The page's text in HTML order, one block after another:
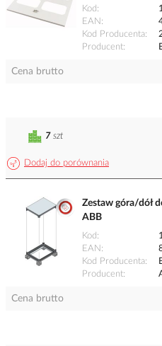
Kod
EAN
Kod Producenta
Producent
Cena brutto
Dodaj do porównania
7 szt
Zestaw góra/dół
ABB
Kod
EAN
Kod Producenta
Producent
Cena brutto